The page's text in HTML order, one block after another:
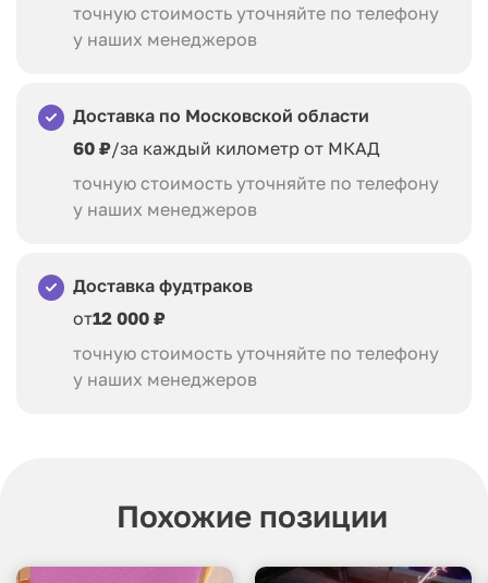
точную стоимость уточняйте по телефону
у наших менеджеров
Доставка по Московской области
60 ₽/за каждый километр от МКАД
точную стоимость уточняйте по телефону
у наших менеджеров
Доставка фудтраков
от12 000 ₽
точную стоимость уточняйте по телефону
у наших менеджеров
Похожие позиции